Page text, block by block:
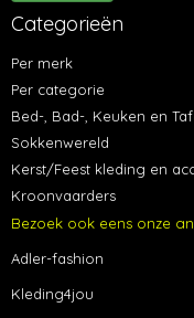
Categorieën
Per merk
Per categorie
Bed-, Bad-, Keuken en
Sokkenwereld
Kerst/Feest kleding en
Kroonvaarders
Bezoek ook eens onze
Adler-fashion
Kleding4jou